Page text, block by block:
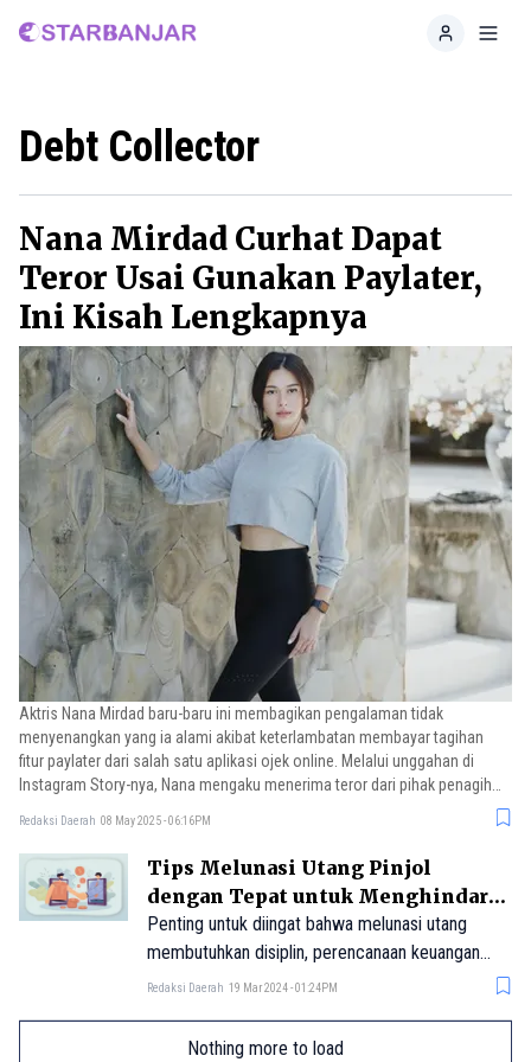
Home
Debt Collector
Nana Mirdad Curhat Dapat
Teror Usai Gunakan Paylater,
Ini Kisah Lengkapnya
Aktris Nana Mirdad baru-baru ini membagikan pengalaman tidak
menyenangkan yang ia alami akibat keterlambatan membayar tagihan
fitur paylater dari salah satu aplikasi ojek online. Melalui unggahan di
Instagram Story-nya, Nana mengaku menerima teror dari pihak penagih
Redaksi Daerah 08 May 2025 - 06:16PM
Tips Melunasi Utang Pinjol
dengan Tepat untuk Menghindari
Gangguan Debt Collector
Penting untuk diingat bahwa melunasi utang
membutuhkan disiplin, perencanaan keuangan
yang matang, dan kesiapan untuk melakukan
keuangan jangka panjang.
Redaksi Daerah 19 Mar 2024 - 01:24PM
Nothing more to load